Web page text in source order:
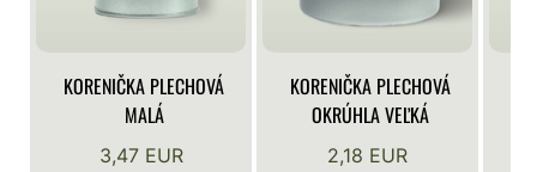
KORENIČKA PLECHOVÁ
MALÁ
3,47 EUR
KORENIČKA PLECHOVÁ
OKRÚHLA VEĽKÁ
2,18 EUR